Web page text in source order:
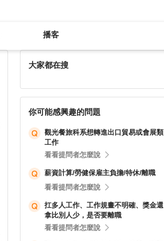
播客
大家都在搜
你可能感興趣的問題
觀光餐旅科系想轉進出口貿易或會展類
工作
看看提問者怎麼說
薪資計算/勞健保雇主負擔/特休/離職
看看提問者怎麼說
扛多人工作、工作規畫不明確、獎金還
拿比別人少，是否要離職
看看提問者怎麼說